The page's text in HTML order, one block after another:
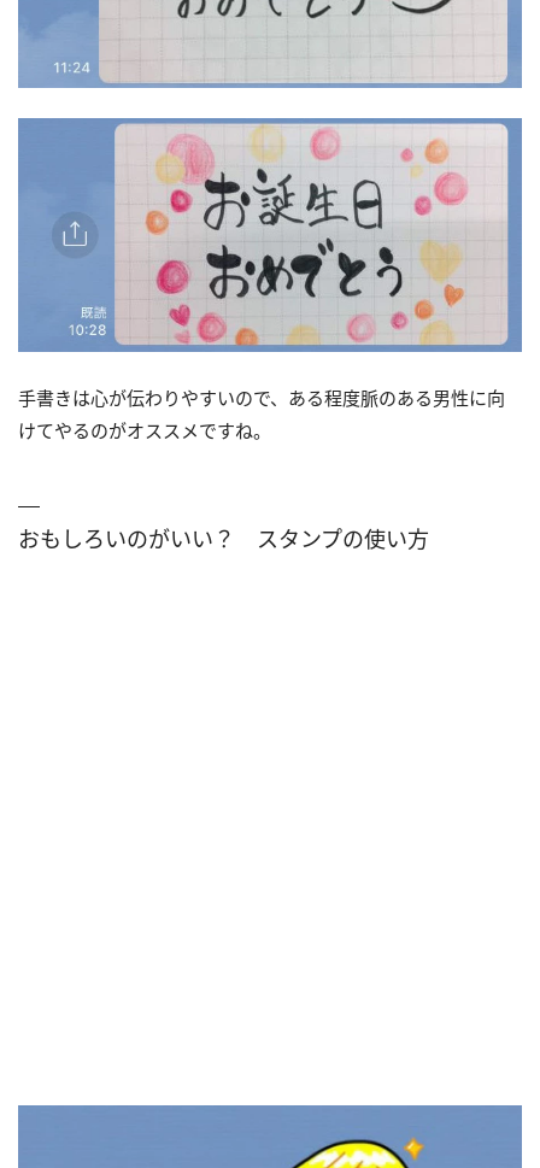
手書きは心が伝わりやすいので、ある程度脈のある男性に向
けてやるのがオススメですね。
おもしろいのがいい？ スタンプの使い方